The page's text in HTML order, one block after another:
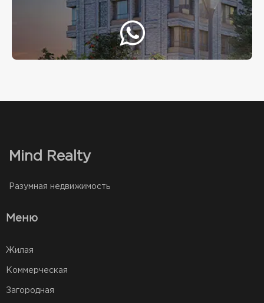
Mind Realty
Разумная недвижимость
Меню
Жилая
Коммерческая
Загородная